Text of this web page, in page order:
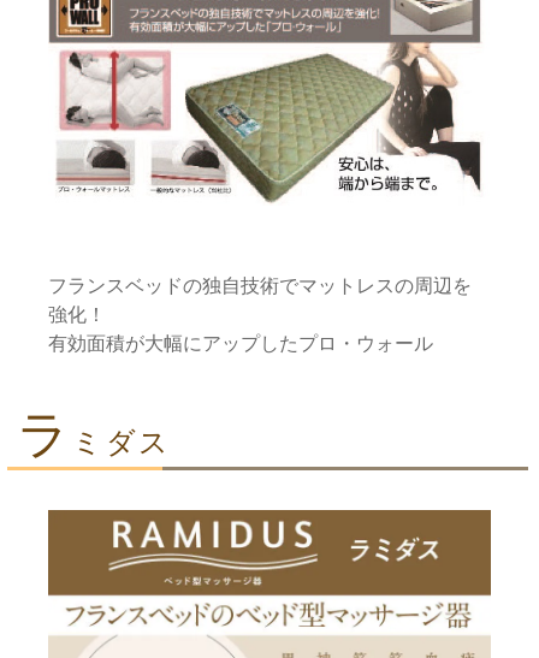
フランスベッドの独自技術でマットレスの周辺を
強化！
有効面積が大幅にアップしたプロ・ウォール
ラ ミダス